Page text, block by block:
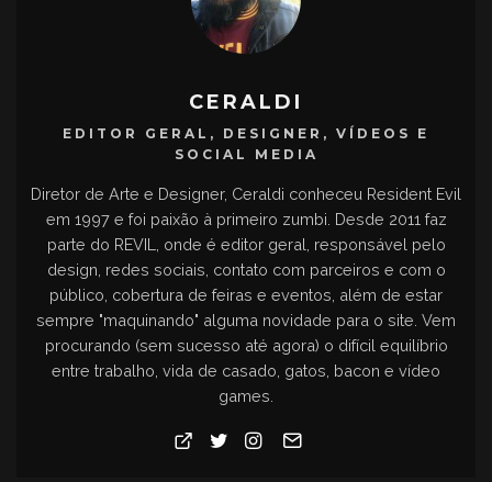
CERALDI
EDITOR GERAL, DESIGNER, VÍDEOS E
SOCIAL MEDIA
Diretor de Arte e Designer, Ceraldi conheceu Resident Evil
em 1997 e foi paixão à primeiro zumbi. Desde 2011 faz
parte do REVIL, onde é editor geral, responsável pelo
design, redes sociais, contato com parceiros e com o
público, cobertura de feiras e eventos, além de estar
sempre "maquinando" alguma novidade para o site. Vem
procurando (sem sucesso até agora) o difícil equilíbrio
entre trabalho, vida de casado, gatos, bacon e vídeo
games.